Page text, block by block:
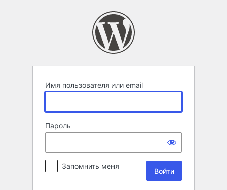
Имя пользователя или email
Пароль
Запомнить меня